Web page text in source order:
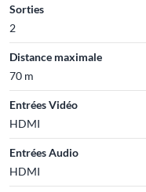
Sorties
2
Distance maximale
70 m
Entrées Vidéo
HDMI
Entrées Audio
HDMI